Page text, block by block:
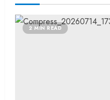
2 MIN READ